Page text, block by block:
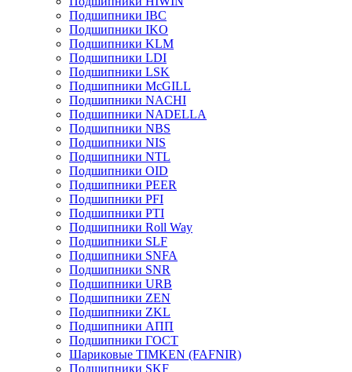
Подшипники IBC
Подшипники IKO
Подшипники KLM
Подшипники LDI
Подшипники LSK
Подшипники McGILL
Подшипники NACHI
Подшипники NADELLA
Подшипники NBS
Подшипники NIS
Подшипники NTL
Подшипники OID
Подшипники PEER
Подшипники PFI
Подшипники PTI
Подшипники Roll Way
Подшипники SLF
Подшипники SNFA
Подшипники SNR
Подшипники URB
Подшипники ZEN
Подшипники ZKL
Подшипники АПП
Подшипники ГОСТ
Шариковые ТІMKEN (FAFNIR)
Подшипники SKF